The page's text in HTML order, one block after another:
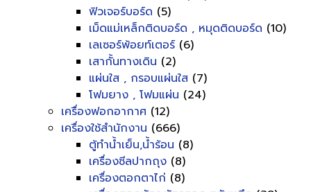
ฟิวเจอร์บอร์ด (5)
เม็ดแม่เหล็กติดบอร์ด , หมุดติดบอร์ด (10)
เลเซอร์พ้อยท์เตอร์ (6)
เสากั้นทางเดิน (2)
แผ่นใส , กรอบแผ่นใส (7)
โฟมยาง , โฟมแผ่น (24)
เครื่องฟอกอากาศ (12)
เครื่องใช้สำนักงาน (666)
ตู้ทำน้ำเย็น,น้ำร้อน (8)
เครื่องซีลปากถุง (8)
เครื่องตอกตาไก่ (8)